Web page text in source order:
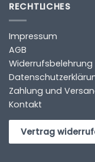
RECHTLICHES
Impressum
AGB
Widerrufsbelehrung
Zahlung und
Kontakt
Vertrag